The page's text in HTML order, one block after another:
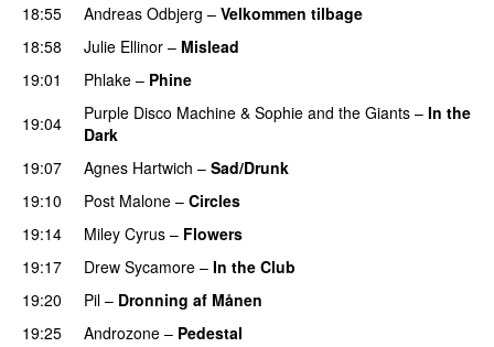
18:55
Andreas Odbjerg – Velkommen tilbage
18:58
Julie Ellinor – Mislead
19:01
Phlake – Phine
19:04
Purple Disco Machine & Sophie and the Giants – In the
Dark
19:07
Agnes Hartwich – Sad/Drunk
19:10
Post Malone – Circles
19:14
Miley Cyrus – Flowers
19:17
Drew Sycamore – In the Club
19:20
Pil – Dronning af Månen
19:25 Androzone – Pedestal